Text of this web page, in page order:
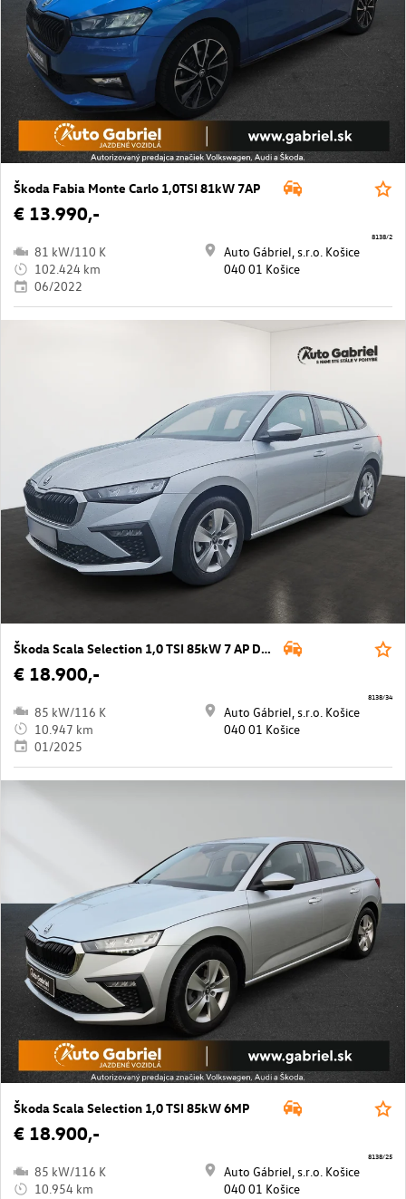
Škoda Fabia Monte Carlo 1,0TSI 81kW 7AP
€ 13.990,-
81 kW/110 K
102.424 km
06/2022
Auto Gábriel, s.r.o. Košice
040 01 Košice
8138/2
Škoda Scala Selection 1,0 TSI 85kW 7 AP DSG
€ 18.900,-
85 kW/116 K
10.947 km
01/2025
Auto Gábriel, s.r.o. Košice
040 01 Košice
8138/34
Škoda Scala Selection 1,0 TSI 85kW 6MP
€ 18.900,-
85 kW/116 K
10.954 km
Auto Gábriel, s.r.o. Košice
040 01 Košice
8138/25